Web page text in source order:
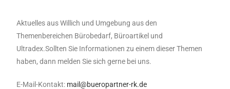
Aktuelles aus Willich und Umgebung aus den
Themenbereichen Bürobedarf, Büroartikel und
Ultradex.Sollten Sie Informationen zu einem dieser Themen
haben, dann melden Sie sich gerne bei uns.
E-Mail-Kontakt: mail@bueropartner-rk.de